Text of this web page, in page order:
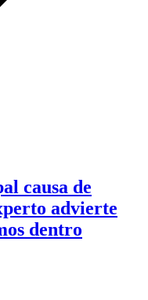
causa de
advierte
dentro